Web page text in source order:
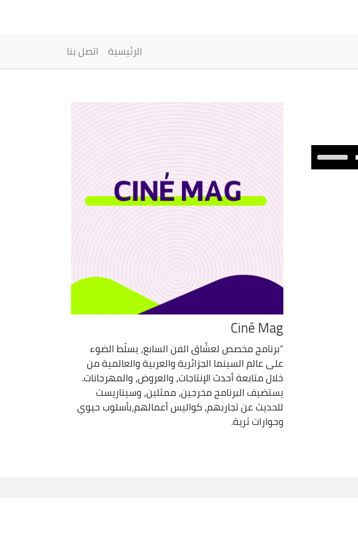
principale
الرئيسية اتصل بنا
Up/Down
decrease
Ciné Mag
“برنامج مخصص لعشّاق الفن السابع، يسلّط الضوء
على عالم السينما الجزائرية والعربية والعالمية من
خلال متابعة أحدث الإنتاجات، والعروض، والمهرجانات.
يستضيف البرنامج مخرجين، ممثلين، وسيناريست
للحديث عن تجاربهم، كواليس أعمالهم،بأسلوب حيوي
وحوارات ثرية.